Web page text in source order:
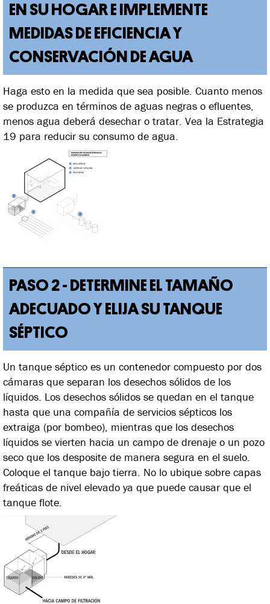
EN SU HOGAR E IMPLEMENTE
MEDIDAS DE EFICIENCIA Y
CONSERVACIÓN DE AGUA
Haga esto en la medida que sea posible. Cuanto menos
se produzca en términos de aguas negras o efluentes,
menos agua deberá desechar o tratar. Vea la Estrategia
19 para reducir su consumo de agua.
PASO 2 - DETERMINE EL TAMAÑO
ADECUADO Y ELIJA SU TANQUE
SÉPTICO
Un tanque séptico es un contenedor compuesto por dos
cámaras que separan los desechos sólidos de los
líquidos. Los desechos sólidos se quedan en el tanque
hasta que una compañía de servicios sépticos los
extraiga (por bombeo), mientras que los desechos
líquidos se vierten hacia un campo de drenaje o un pozo
seco que los desposite de manera segura en el suelo.
Coloque el tanque bajo tierra. No lo ubique sobre capas
freáticas de nivel elevado ya que puede causar que el
tanque flote.